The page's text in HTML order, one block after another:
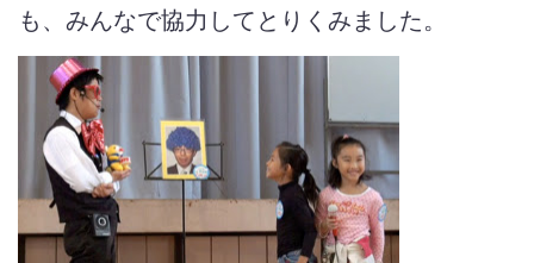
も、みんなで協力してとりくみました。